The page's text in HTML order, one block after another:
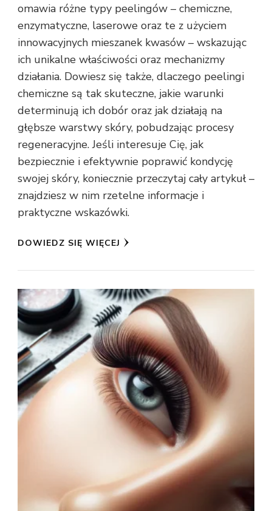
omawia różne typy peelingów – chemiczne,
enzymatyczne, laserowe oraz te z użyciem
innowacyjnych mieszanek kwasów – wskazując
ich unikalne właściwości oraz mechanizmy
działania. Dowiesz się także, dlaczego peelingi
chemiczne są tak skuteczne, jakie warunki
determinują ich dobór oraz jak działają na
głębsze warstwy skóry, pobudzając procesy
regeneracyjne. Jeśli interesuje Cię, jak
bezpiecznie i efektywnie poprawić kondycję
swojej skóry, koniecznie przeczytaj cały artykuł –
znajdziesz w nim rzetelne informacje i
praktyczne wskazówki.
DOWIEDZ SIĘ WIĘCEJ